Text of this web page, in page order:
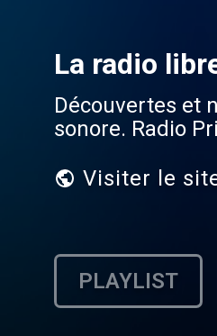
La radio
Découvertes et
sonore. Radio
Visiter le
PLAYLIST